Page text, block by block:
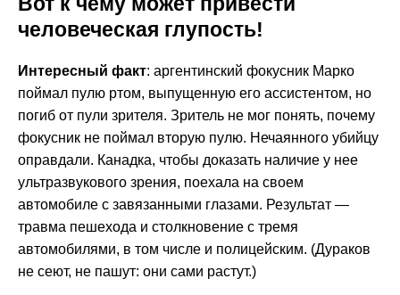
человеческая глупость!
Интересный факт: аргентинский фокусник Марко
поймал пулю ртом, выпущенную его ассистентом, но
погиб от пули зрителя. Зритель не мог понять, почему
фокусник не поймал вторую пулю. Нечаянного убийцу
оправдали. Канадка, чтобы доказать наличие у нее
ультразвукового зрения, поехала на своем
автомобиле с завязанными глазами. Результат —
травма пешехода и столкновение с тремя
автомобилями, в том числе и полицейским. (Дураков
не сеют, не пашут: они сами растут.)